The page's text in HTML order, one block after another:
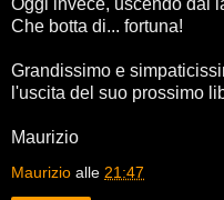
Che botta di... fortuna!
Grandissimo e
l'uscita del suo prossimo
Maurizio
Maurizio alle 21:47